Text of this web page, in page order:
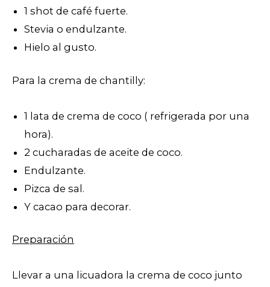
1 shot de café fuerte.
Stevia o endulzante.
Hielo al gusto.
Para la crema de chantilly:
1 lata de crema de coco ( refrigerada por una
hora).
2 cucharadas de aceite de coco.
Endulzante.
Pizca de sal.
Y cacao para decorar.
Preparación
Llevar a una licuadora la crema de coco junto